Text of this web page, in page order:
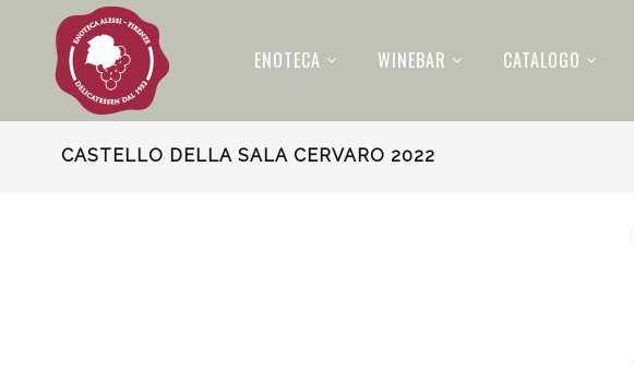
ENOTECA WINEBAR CATALOGO
CASTELLO DELLA SALA CERVARO 2022